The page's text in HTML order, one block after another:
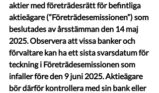
aktier med företrädesrätt för befintliga
aktieägare (”Företrädesemissionen”) som
beslutades av årsstämman den 14 maj
2025.Observera att vissa banker och
förvaltare kan ha ett sista svarsdatum för
teckning i Företrädesemissionen som
infaller före den 9 juni 2025. Aktieägare
bör därför kontrollera med sin bank eller